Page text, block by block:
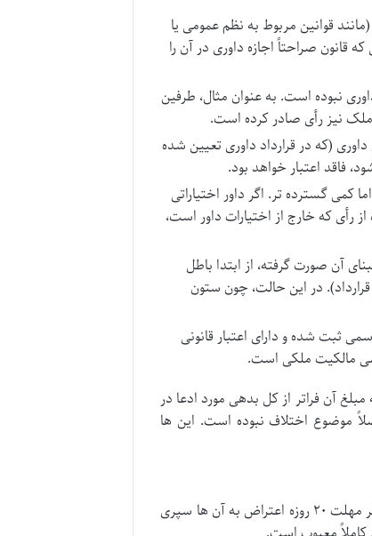
(مانند قوانین مربوط به نظم عمومی یا
قانون صراحتاً اجازه داوری در آن را
نبوده است. به عنوان مثال، طرفین
ملک نیز رأی صادر کرده است.
(که در قرارداد داوری تعیین شده
فاقد اعتبار خواهد بود.
گسترده تر. اگر داور اختیاراتی
رأی که خارج از اختیارات داور است،
آن صورت گرفته، از ابتدا باطل
در این حالت، چون ستون
ثبت شده و دارای اعتبار قانونی
مالکیت ملکی است.
آن فراتر از کل بدهی مورد ادعا در
موضوع اختلاف نبوده است. این ها
یکی از مهم ترین پیامدهای بطلان ذاتی رأی داور این است که این گونه آرا، حتی اگر مهلت ۲۰ روزه اعتراض به آن ها سپری